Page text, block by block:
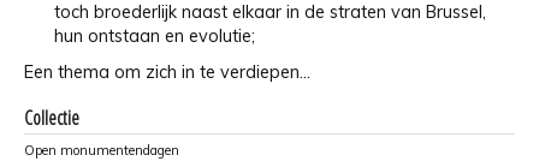
toch broederlijk naast elkaar in de straten van Brussel,
hun ontstaan en evolutie;
Een thema om zich in te verdiepen...
Collectie
Open monumentendagen